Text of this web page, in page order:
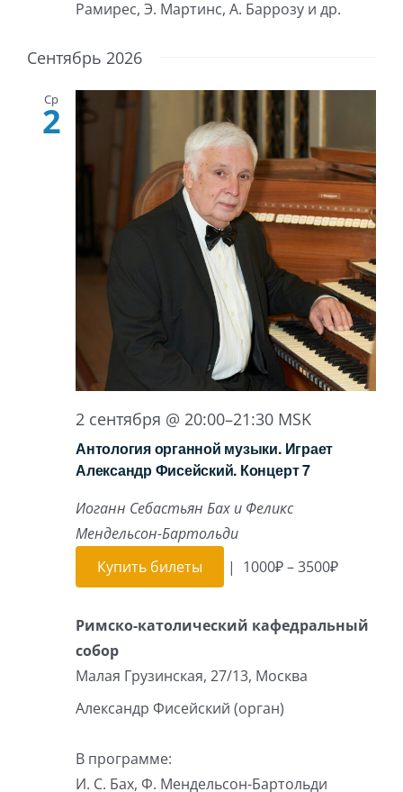
Рамирес, Э. Мартинс, А. Баррозу и др.
Сентябрь 2026
Ср
2
2 сентября @ 20:00–21:30 MSK
Антология органной музыки. Играет
Александр Фисейский. Концерт 7
Иоганн Себастьян Бах и Феликс
Мендельсон-Бартольди
Купить билеты
| 1000₽ – 3500₽
Римско-католический кафедральный
собор
Малая Грузинская, 27/13, Москва
Александр Фисейский (орган)
В программе:
И. С. Бах, Ф. Мендельсон-Бартольди